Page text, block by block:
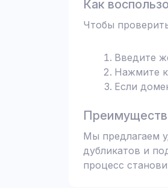
Как
Чтобы
Введите
Нажмите
Если
Мы предлагаем
дубликатов и
процесс